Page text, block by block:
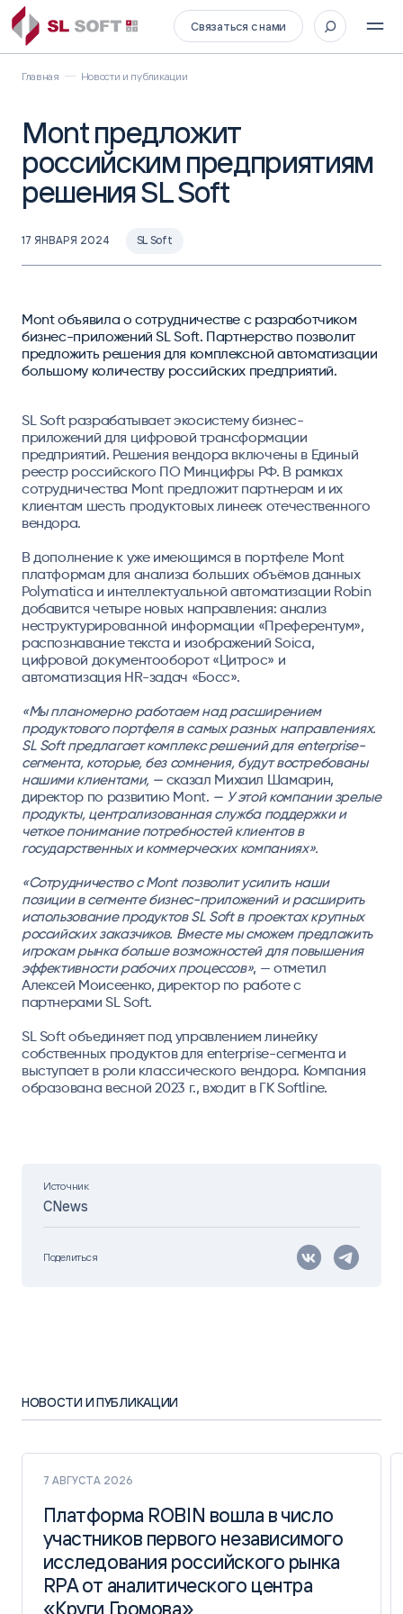
Связаться с нами
Главная Новости и публикации
Mont предложит
российским предприятиям
решения SL Soft
17 ЯНВАРЯ 2024 SL Soft
Источник
CNews
Поделиться
Mont объявила о сотрудничестве с разработчиком
бизнес-приложений SL Soft. Партнерство позволит
предложить решения для комплексной автоматизации
большому количеству российских предприятий.
SL Soft разрабатывает экосистему бизнес-
приложений для цифровой трансформации
предприятий. Решения вендора включены в Единый
реестр российского ПО Минцифры РФ. В рамках
сотрудничества Mont предложит партнерам и их
клиентам шесть продуктовых линеек отечественного
вендора.
В дополнение к уже имеющимся в портфеле Mont
платформам для анализа больших объёмов данных
Polymatica и интеллектуальной автоматизации Robin
добавится четыре новых направления: анализ
неструктурированной информации «Преферентум»,
распознавание текста и изображений Soica,
цифровой документооборот «Цитрос» и
автоматизация HR-задач «Босс».
«Мы планомерно работаем над расширением
продуктового портфеля в самых разных направлениях.
SL Soft предлагает комплекс решений для enterprise-
сегмента, которые, без сомнения, будут востребованы
нашими клиентами, — сказал Михаил Шамарин,
директор по развитию Mont. — У этой компании зрелые
продукты, централизованная служба поддержки и
четкое понимание потребностей клиентов в
государственных и коммерческих компаниях».
«Сотрудничество с Mont позволит усилить наши
позиции в сегменте бизнес-приложений и расширить
использование продуктов SL Soft в проектах крупных
российских заказчиков. Вместе мы сможем предложить
игрокам рынка больше возможностей для повышения
эффективности рабочих процессов», — отметил
Алексей Моисеенко, директор по работе с
партнерами SL Soft.
SL Soft объединяет под управлением линейку
собственных продуктов для enterprise-сегмента и
выступает в роли классического вендора. Компания
образована весной 2023 г., входит в ГК Softline.
НОВОСТИ И ПУБЛИКАЦИИ
7 АВГУСТА 2026
Платформа ROBIN вошла в число
участников первого независимого
исследования российского рынка
RPA от аналитического центра
«Круги Громова»
Платформа ROBIN вошла в число
участников первого независимого
исследования российского рынка
RPA от аналитического центра
«Круги Громова»